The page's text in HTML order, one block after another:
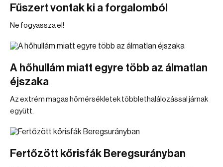
Fűszert vontak ki a forgalomból
Ne fogyassza el!
A hőhullám miatt egyre több az álmatlan
éjszaka
Az extrém magas hőmérsékletek többlethalálozással járnak
együtt.
Fertőzött kőrisfák Beregsurányban